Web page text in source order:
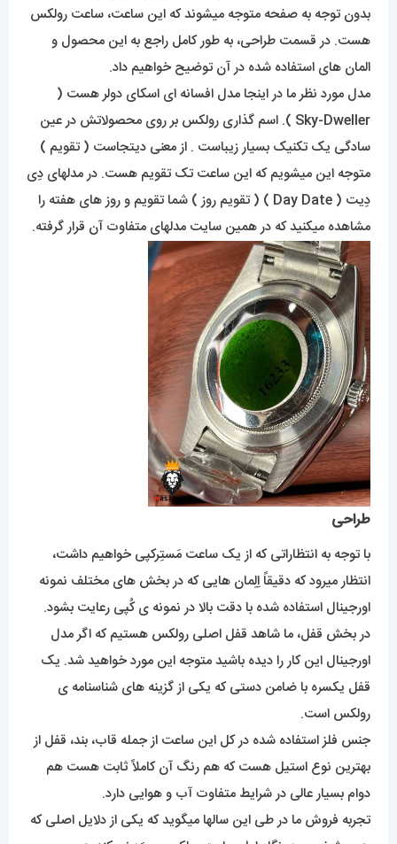
بدون توجه به صفحه متوجه میشوند که این ساعت، ساعت رولکس
هست. در قسمت طراحی، به طور کامل راجع به این محصول و
المان های استفاده شده در آن توضیح خواهیم داد.
مدل مورد نظر ما در اینجا مدل افسانه ای اسکای دولر هست (
Sky-Dweller ). اسم گذاری رولکس بر روی محصولاتش در عین
سادگی یک تکنیک بسیار زیباست . از معنی دیتجاست ( تقویم )
متوجه این میشویم که این ساعت تک تقویم هست. در مدلهای دِی
دِیت ( Day Date ) ( تقویم روز ) شما تقویم و روز های هفته را
مشاهده میکنید که در همین سایت مدلهای متفاوت آن قرار گرفته.
طراحی
با توجه به انتظاراتی که از یک ساعت مَستِرکپی خواهیم داشت،
انتظار میرود که دقیقاً اِلِمان هایی که در بخش های مختلف نمونه
اورجینال استفاده شده با دقت بالا در نمونه ی کُپی رعایت بشود.
در بخش قفل، ما شاهد قفل اصلی رولکس هستیم که اگر مدل
اورجینال این کار را دیده باشید متوجه این مورد خواهید شد. یک
قفل یکسره با ضامن دستی که یکی از گزینه های شناسنامه ی
رولکس است.
جنس فلز استفاده شده در کل این ساعت از جمله قاب، بند، قفل از
بهترین نوع استیل هست که هم رنگ آن کاملاً ثابت هست هم
دوام بسیار عالی در شرایط متفاوت آب و هوایی دارد.
تجربه فروش ما در طی این سالها میگوید که یکی از دلایل اصلی که